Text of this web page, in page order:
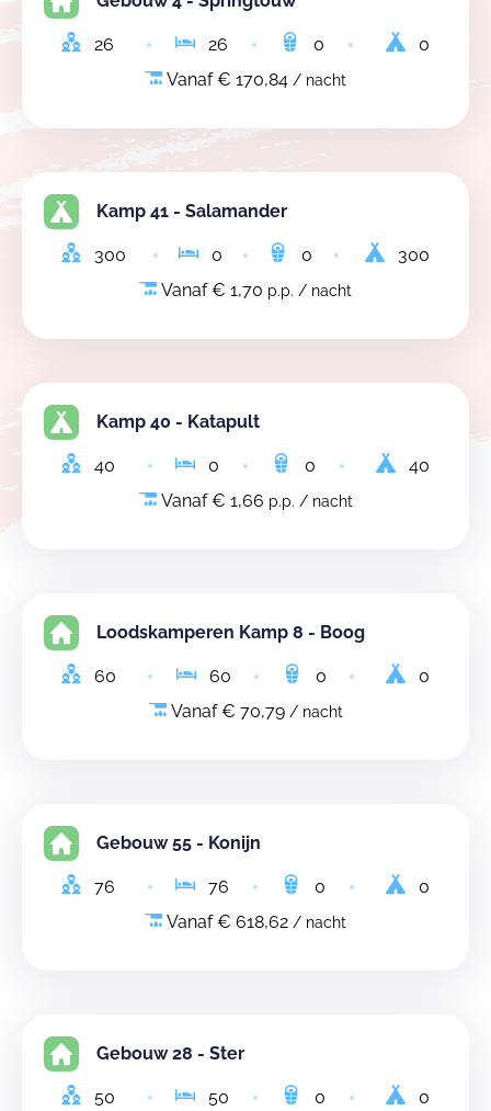
26 26 0
0
Vanaf € 170,84 / nacht
Kamp 41 - Salamander
300 0 0
300
Vanaf € 1,70 p.p. / nacht
Kamp 40 - Katapult
40 0 0
40
Vanaf € 1,66 p.p. / nacht
Loodskamperen Kamp 8 - Boog
60 60 0
0
Vanaf € 70,79 / nacht
Gebouw 55 - Konijn
76 76 0
0
Vanaf € 618,62 / nacht
Gebouw 28 - Ster
50 50 0
0